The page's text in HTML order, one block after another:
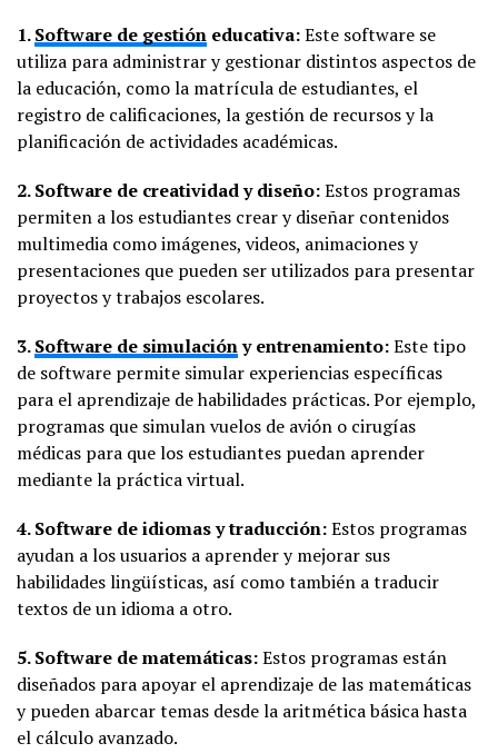
1.Software de gestión educativa:Este software se
utiliza para administrar y gestionar distintos aspectos de
la educación, como la matrícula de estudiantes, el
registro de calificaciones, la gestión de recursos y la
planificación de actividades académicas.
2. Software de creatividad y diseño:Estos programas
permiten a los estudiantes crear y diseñar contenidos
multimedia como imágenes, videos, animaciones y
presentaciones que pueden ser utilizados para presentar
proyectos y trabajos escolares.
3.Software de simulacióny entrenamiento:Este tipo
de software permite simular experiencias específicas
para el aprendizaje de habilidades prácticas. Por ejemplo,
programas que simulan vuelos de avión o cirugías
médicas para que los estudiantes puedan aprender
mediante la práctica virtual.
4. Software de idiomas y traducción:Estos programas
ayudan a los usuarios a aprender y mejorar sus
habilidades lingüísticas, así como también a traducir
textos de un idioma a otro.
5. Software de matemáticas:Estos programas están
diseñados para apoyar el aprendizaje de las matemáticas
y pueden abarcar temas desde la aritmética básica hasta
el cálculo avanzado.